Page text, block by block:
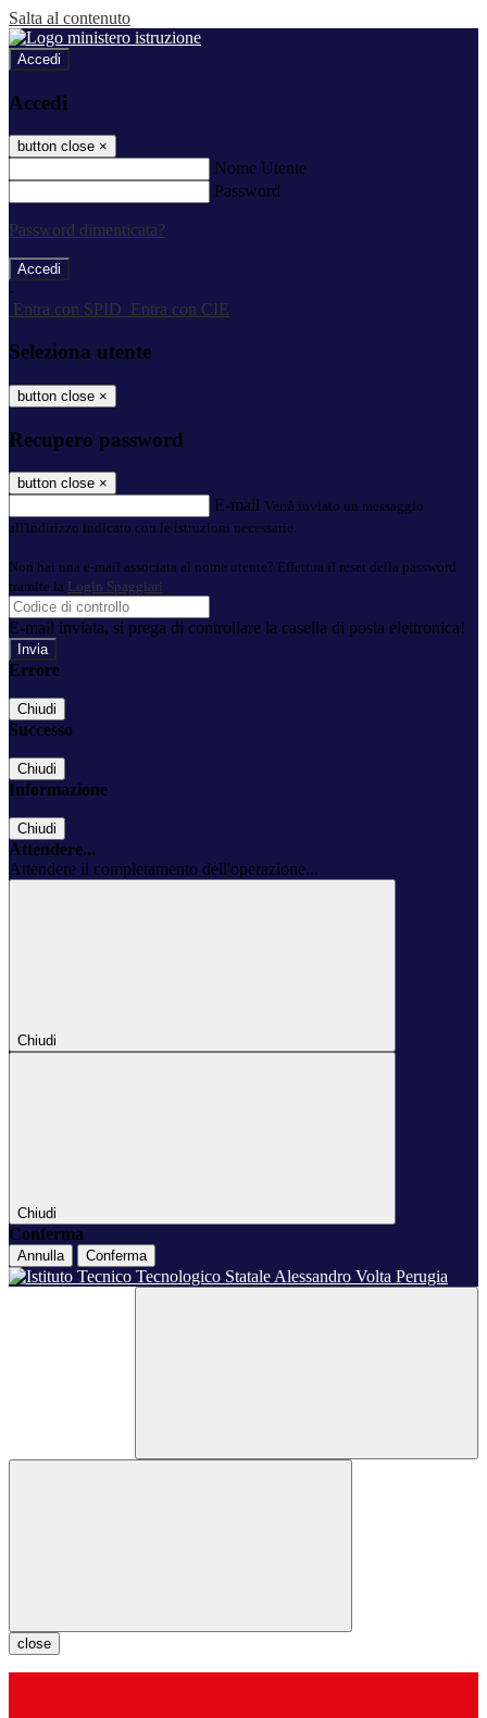
Salta al contenuto
Accedi
Accedi
button close ×
Nome Utente
Password
Password dimenticata?
-
Entra con SPID
Entra con CIE
Seleziona utente
button close ×
Recupero password
button close ×
E-mail Verrà inviato un messaggio
all'indirizzo indicato con le istruzioni necessarie.
Non hai una e-mail associata al nome utente? Effettua il reset della password
tramite la Login Spaggiari
E-mail inviata, si prega di controllare la casella di posta elettronica!
Errore
Chiudi
Successo
Chiudi
Informazione
Chiudi
Attendere...
Attendere il completamento dell'operazione...
Chiudi
Chiudi
Conferma
Annulla Conferma
close